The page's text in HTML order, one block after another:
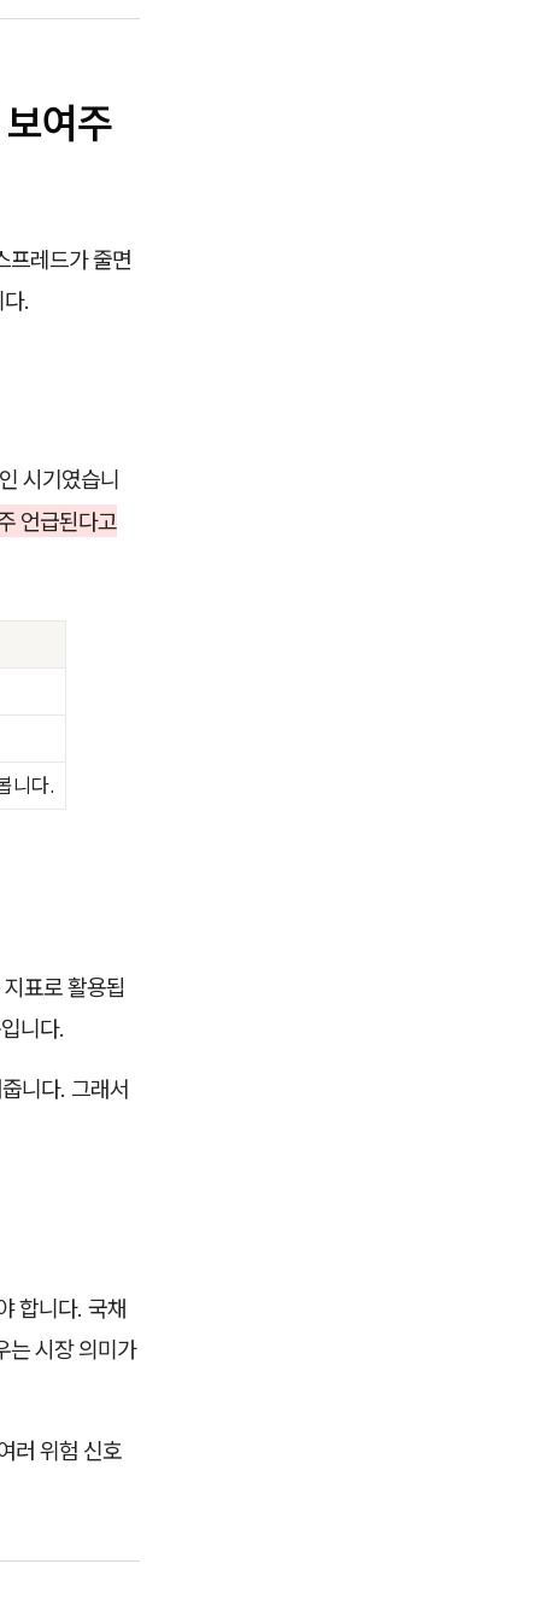
여주
프레드가 줄면
.
시기였습니
언급된다고
니다.
표로 활용됩
니다.
니다. 그래서
합니다. 국채
는 시장 의미가
러 위험 신호